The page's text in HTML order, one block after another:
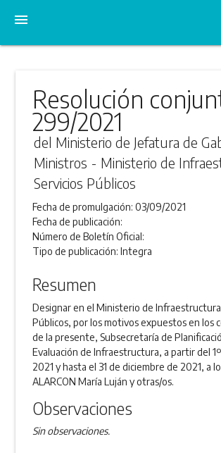
menu
Resolución
299/2021
del Ministerio de Jefatura de
Ministros - Ministerio de
Servicios Públicos
Fecha de promulgación:03/09/2021
Fecha de publicación:
Número de Boletín Oficial:
Tipo de publicación:Integra
Resumen
Designar en el Ministerio de Infraestructura
Públicos, por los motivos expuestos en los
de la presente, Subsecretaría de
Evaluación de Infraestructura, a partir del
2021 y hasta el 31 de diciembre de 2021, a
ALARCON María Luján y otras/os.
Observaciones
Sin observaciones.